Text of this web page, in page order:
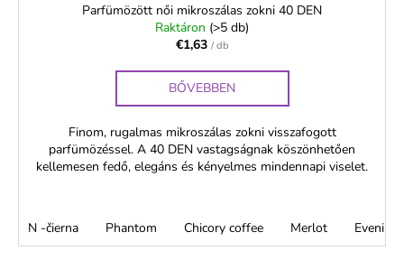
Parfümözött női mikroszálas zokni 40 DEN
Raktáron (>5 db)
€1,63 / db
BŐVEBBEN
Finom, rugalmas mikroszálas zokni visszafogott
parfümözéssel. A 40 DEN vastagságnak köszönhetően
kellemesen fedő, elegáns és kényelmes mindennapi viselet.
N -čierna Phantom Chicory coffee Merlot Evening